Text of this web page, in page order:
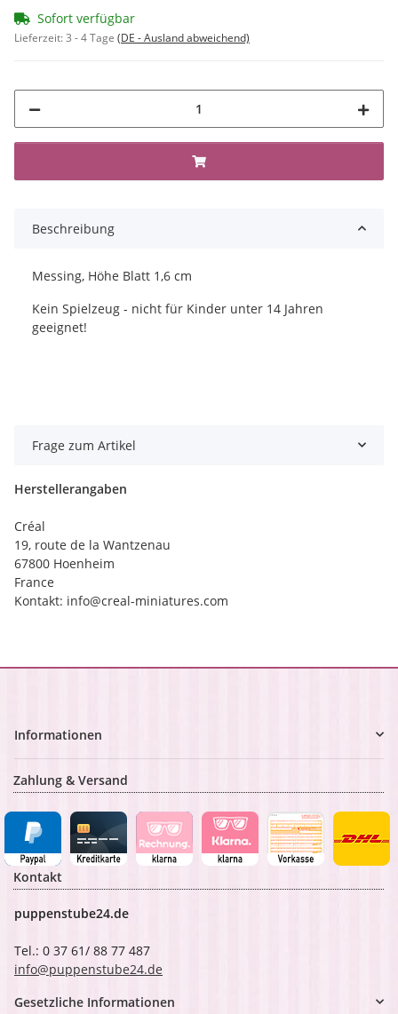
Sofort verfügbar
Lieferzeit:3 - 4 Tage (DE - Ausland abweichend)
Beschreibung
Messing, Höhe Blatt 1,6 cm
Kein Spielzeug - nicht für Kinder unter 14 Jahren
geeignet!
Frage zum Artikel
Herstellerangaben
Créal
19, route de la Wantzenau
67800 Hoenheim
France
Kontakt: info@creal-miniatures.com
Informationen
Zahlung & Versand
Kontakt
puppenstube24.de
Tel.: 0 37 61/ 88 77 487
info@puppenstube24.de
Gesetzliche Informationen